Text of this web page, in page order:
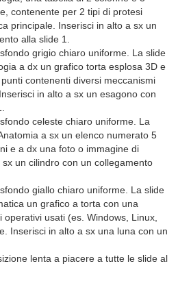
contenente per 2 tipi di protesi
principale. Inserisci in alto a sx un
alla slide 1.
grigio chiaro uniforme. La slide
a dx un grafico torta esplosa 3D e
contenenti diversi meccanismi
in alto a sx un esagono con
celeste chiaro uniforme. La
a sx un elenco numerato 5
e a dx una foto o immagine di
un cilindro con un collegamento
giallo chiaro uniforme. La slide
un grafico a torta con una
operativi usati (es. Windows, Linux,
Inserisci in alto a sx una luna con un
lenta a piacere a tutte le slide al